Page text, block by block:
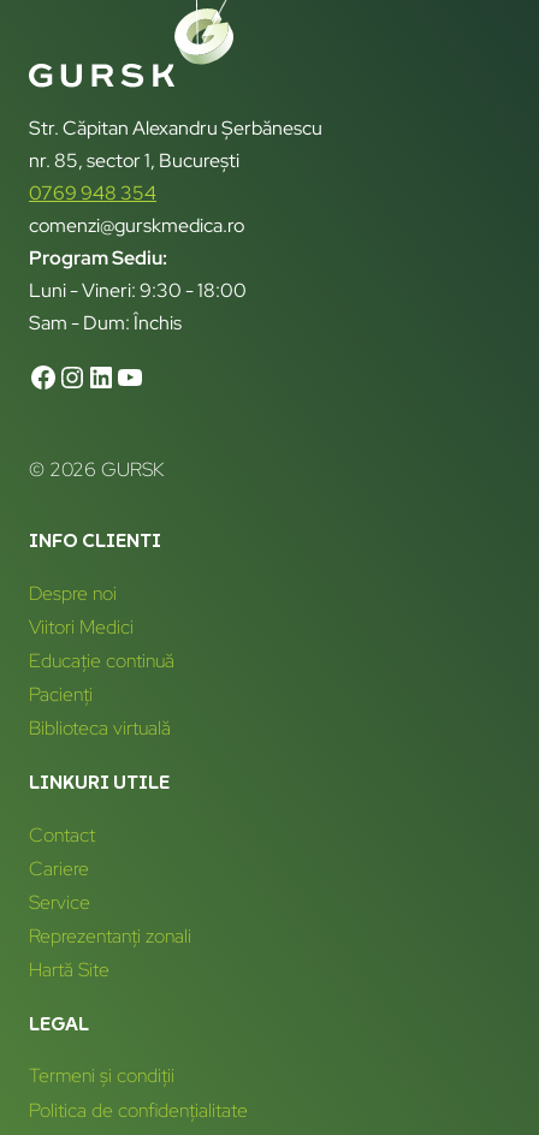
Str. Căpitan Alexandru Șerbănescu
nr. 85, sector 1, București
0769 948 354
comenzi@gurskmedica.ro
Program Sediu:
Luni - Vineri: 9:30 - 18:00
Sam - Dum: Închis
© 2026 GURSK
INFO CLIENTI
Despre noi
Viitori Medici
Educație continuă
Pacienți
Biblioteca virtuală
LINKURI UTILE
Contact
Cariere
Service
Reprezentanți zonali
Hartă Site
LEGAL
Termeni și condiții
Politica de confidențialitate